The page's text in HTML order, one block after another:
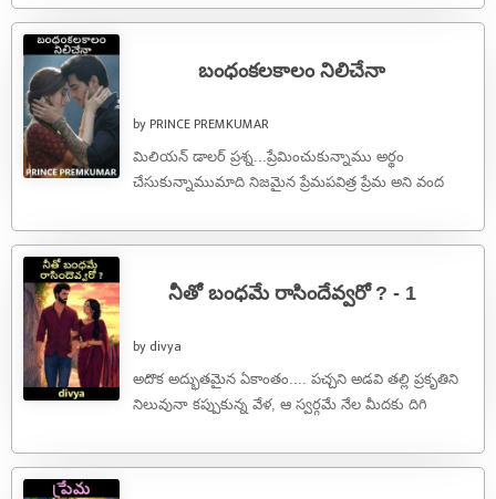
బంధంకలకాలం నిలిచేనా
by PRINCE PREMKUMAR
మిలియన్ డాలర్ ప్రశ్న...ప్రేమించుకున్నాము అర్థం
చేసుకున్నాముమాది నిజమైన ప్రేమపవిత్ర ప్రేమ అని వంద
కలిసి ఉంటారుకూడా ఎందుకు ...
నీతో బంధమే రాసిందేవ్వరో ? - 1
by divya
అదొక అద్భుతమైన ఏకాంతం.... పచ్చని అడవి తల్లి ప్రకృతిని
నిలువునా కప్పుకున్న వేళ, ఆ స్వర్గమే నేల మీదకు దిగి